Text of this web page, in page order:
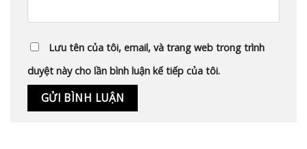
Lưu tên của tôi, email, và trang web trong trình
duyệt này cho lần bình luận kế tiếp của tôi.